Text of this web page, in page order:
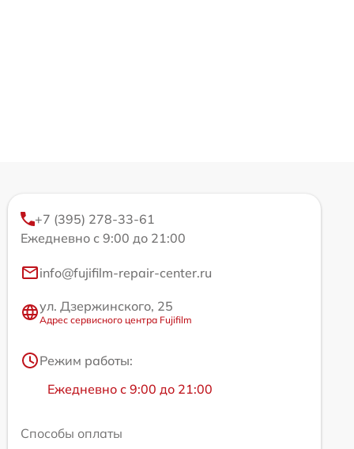
+7 (395) 278-33-61
Ежедневно с 9:00 до 21:00
info@fujifilm-repair-center.ru
ул. Дзержинского, 25
Адрес сервисного центра Fujifilm
Режим работы:
Ежедневно с 9:00 до 21:00
Способы оплаты